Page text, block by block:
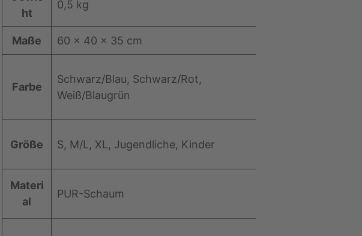
g
e
c
f
n
er
ht
0,5 kg
Maße 60 × 40 × 35 cm
Farbe
Schwarz/Blau, Schwarz/Rot,
Weiß/Blaugrün
Größe S, M/L, XL, Jugendliche, Kinder
Materi
al
PUR-Schaum